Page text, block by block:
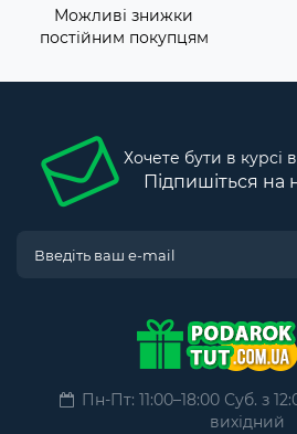
Можливі знижки
постійним покупцям
Хочете бути в курсі
Підпишіться на
Пн-Пт: 11:00–18:00 Суб. з
вихідний